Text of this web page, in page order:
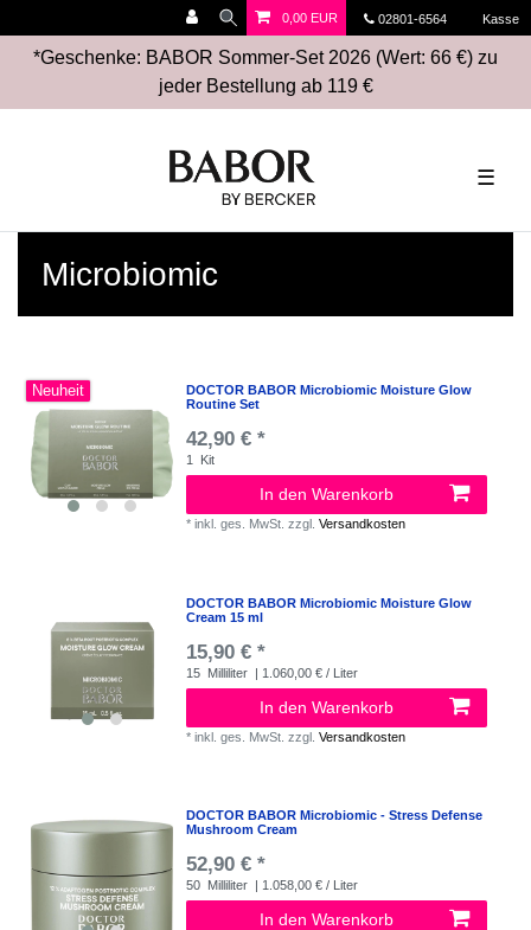
02801-6564 Kasse
0,00 EUR
*Geschenke: BABOR Sommer-Set 2026 (Wert: 66 €) zu
jeder Bestellung ab 119 €
☰
Microbiomic
Neuheit
DOCTOR BABOR Microbiomic Moisture Glow
Routine Set
42,90 € *
1 Kit
In den Warenkorb
*inkl. ges. MwSt. zzgl.Versandkosten
DOCTOR BABOR Microbiomic Moisture Glow
Cream 15 ml
15,90 € *
15 Milliliter | 1.060,00 € / Liter
In den Warenkorb
*inkl. ges. MwSt. zzgl.Versandkosten
DOCTOR BABOR Microbiomic - Stress Defense
Mushroom Cream
52,90 € *
50 Milliliter | 1.058,00 € / Liter
In den Warenkorb